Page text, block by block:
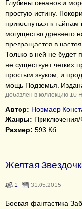
Глубины океанов и
простую истину.
прикоснуться к
могущество древнего
превращается в
Только в ней не будет
не существует четких
простым звуком, и
мощь Подземья.
Добавлен в коллекцию 10
Автор: Нормаер
Жанры: Приключения/
Размер: 593 Кб
Желтая
1 31.05.2015
Боевая фантастика